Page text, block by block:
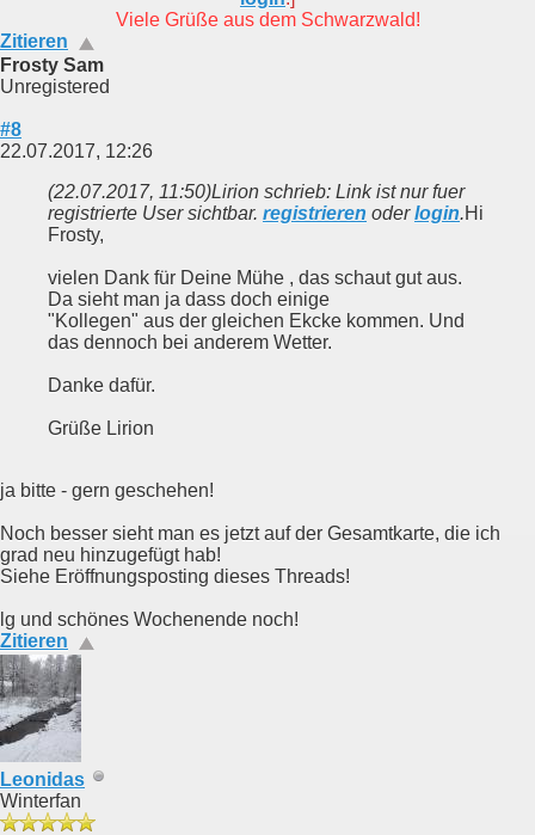
Viele Grüße aus dem Schwarzwald!
Zitieren
Frosty Sam
Unregistered
#8
22.07.2017, 12:26
(22.07.2017, 11:50)Lirion schrieb: Link ist nur fuer
registrierte User sichtbar. registrieren oderlogin.Hi
Frosty,
vielen Dank für Deine Mühe , das schaut gut aus.
Da sieht man ja dass doch einige
"Kollegen" aus der gleichen Ekcke kommen. Und
das dennoch bei anderem Wetter.
Danke dafür.
Grüße Lirion
ja bitte - gern geschehen!
Noch besser sieht man es jetzt auf der Gesamtkarte, die ich
grad neu hinzugefügt hab!
Siehe Eröffnungsposting dieses Threads!
lg und schönes Wochenende noch!
Zitieren
Leonidas
Winterfan